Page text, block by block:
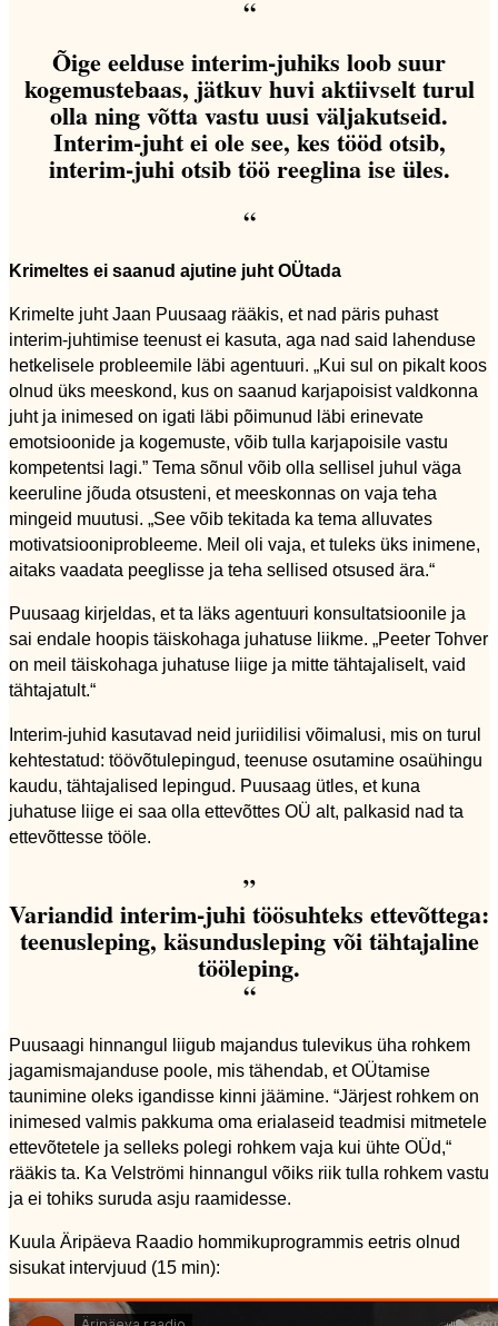
“
Õige eelduse interim-juhiks loob suur
kogemustebaas, jätkuv huvi aktiivselt turul
olla ning võtta vastu uusi väljakutseid.
Interim-juht ei ole see, kes tööd otsib,
interim-juhi otsib töö reeglina ise üles.
“
Krimeltes ei saanud ajutine juht OÜtada
Krimelte juht Jaan Puusaag rääkis, et nad päris puhast
interim-juhtimise teenust ei kasuta, aga nad said lahenduse
hetkelisele probleemile läbi agentuuri. „Kui sul on pikalt koos
olnud üks meeskond, kus on saanud karjapoisist valdkonna
juht ja inimesed on igati läbi põimunud läbi erinevate
emotsioonide ja kogemuste, võib tulla karjapoisile vastu
kompetentsi lagi.” Tema sõnul võib olla sellisel juhul väga
keeruline jõuda otsusteni, et meeskonnas on vaja teha
mingeid muutusi. „See võib tekitada ka tema alluvates
motivatsiooniprobleeme. Meil oli vaja, et tuleks üks inimene,
aitaks vaadata peeglisse ja teha sellised otsused ära.“
Puusaag kirjeldas, et ta läks agentuuri konsultatsioonile ja
sai endale hoopis täiskohaga juhatuse liikme. „Peeter Tohver
on meil täiskohaga juhatuse liige ja mitte tähtajaliselt, vaid
tähtajatult.“
Interim-juhid kasutavad neid juriidilisi võimalusi, mis on turul
kehtestatud: töövõtulepingud, teenuse osutamine osaühingu
kaudu, tähtajalised lepingud. Puusaag ütles, et kuna
juhatuse liige ei saa olla ettevõttes OÜ alt, palkasid nad ta
ettevõttesse tööle.
”
Variandid interim-juhi töösuhteks ettevõttega:
teenusleping, käsundusleping või tähtajaline
tööleping.
“
Puusaagi hinnangul liigub majandus tulevikus üha rohkem
jagamismajanduse poole, mis tähendab, et OÜtamise
taunimine oleks igandisse kinni jäämine. “Järjest rohkem on
inimesed valmis pakkuma oma erialaseid teadmisi mitmetele
ettevõtetele ja selleks polegi rohkem vaja kui ühte OÜd,“
rääkis ta. Ka Velströmi hinnangul võiks riik tulla rohkem vastu
ja ei tohiks suruda asju raamidesse.
Kuula Äripäeva Raadio hommikuprogrammis eetris olnud
sisukat intervjuud (15 min):